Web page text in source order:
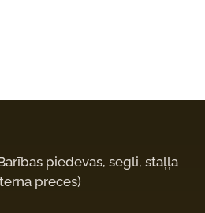
piedevas, segli, staļļa
preces)